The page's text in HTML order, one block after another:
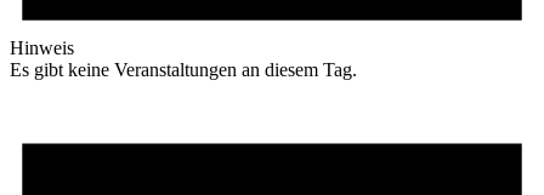
Hinweis
Es gibt keine Veranstaltungen an diesem Tag.